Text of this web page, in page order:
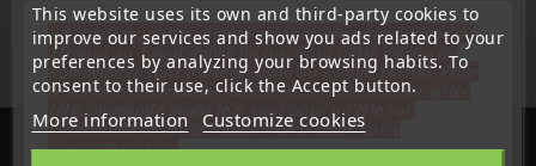
This website uses its own and third-party cookies to
improve our services and show you ads related to your
preferences by analyzing your browsing habits. To
consent to their use, click the Accept button.
More information Customize cookies
« Attention, notre société sera fermée pour congés du
10 aout au 1 septembre inclus. Pour cette raison les
commandes sont traitées jusqu'au 7 aout 14H00. Pour
le service réparation nous devons réceptionner votre
télécommande avant le 6 aout pour qu'elle soit
réexpédiée avant le 7 aout. Merci pour votre
compréhension»